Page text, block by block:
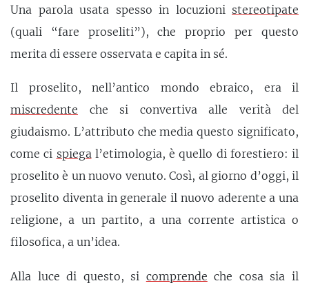
Una parola usata spesso in locuzioni stereotipate
(quali “fare proseliti”), che proprio per questo
merita di essere osservata e capita in sé.
Il proselito, nell’antico mondo ebraico, era il
miscredente che si convertiva alle verità del
giudaismo. L’attributo che media questo significato,
come ci spiegal’etimologia, è quello di forestiero: il
proselito è un nuovo venuto. Così, al giorno d’oggi, il
proselito diventa in generale il nuovo aderente a una
religione, a un partito, a una corrente artistica o
filosofica, a un’idea.
Alla luce di questo, si comprende che cosa sia il